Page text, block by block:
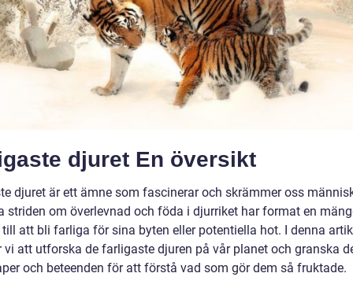
djuret En översikt
djuret är ett ämne som fascinerar och skrämmer oss
striden om överlevnad och föda i djurriket har format en
till att bli farliga för sina byten eller potentiella hot. I denna
vi att utforska de farligaste djuren på vår planet och granska
och beteenden för att förstå vad som gör dem så fruktade.